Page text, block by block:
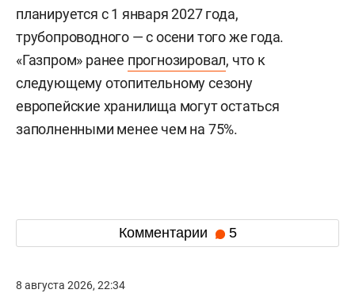
планируется с 1 января 2027 года,
трубопроводного — с осени того же года.
«Газпром» ранее прогнозировал, что к
следующему отопительному сезону
европейские хранилища могут остаться
заполненными менее чем на 75%.
Комментарии 5
8 августа 2026, 22:34